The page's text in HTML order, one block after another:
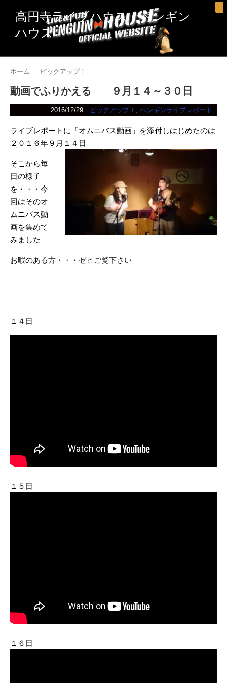
高円寺ライブハウス ペンギン
ハウス
ホーム ピックアップ！
動画でふりかえる ９月１４～３０日
2016/12/29 ピックアップ！ , ペンギンライブレポート
ライブレポートに「オムニバス動画」を添付しはじめたのは
２０１６年９月１４日
そこから毎
日の様子
を・・・今
回はそのオ
ムニバス動
画を集めて
みました
お暇のある方・・・ゼヒご覧下さい
１４日
１５日
１６日